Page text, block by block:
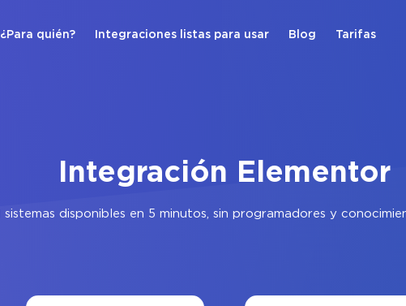
¿Para quién? Integraciones listas para usar Blog Tarifas
Integración Elementor
sistemas disponibles en 5 minutos, sin programadores y